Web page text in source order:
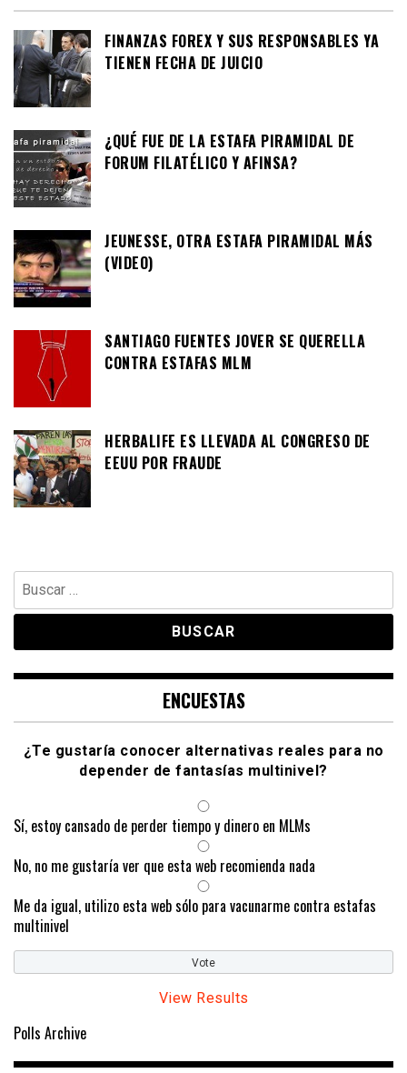
FINANZAS FOREX Y SUS RESPONSABLES YA
TIENEN FECHA DE JUICIO
¿QUÉ FUE DE LA ESTAFA PIRAMIDAL DE
FORUM FILATÉLICO Y AFINSA?
JEUNESSE, OTRA ESTAFA PIRAMIDAL MÁS
(VIDEO)
SANTIAGO FUENTES JOVER SE QUERELLA
CONTRA ESTAFAS MLM
HERBALIFE ES LLEVADA AL CONGRESO DE
EEUU POR FRAUDE
Buscar:
ENCUESTAS
¿Te gustaría conocer alternativas reales para no
depender de fantasías multinivel?
Sí, estoy cansado de perder tiempo y dinero en MLMs
No, no me gustaría ver que esta web recomienda nada
Me da igual, utilizo esta web sólo para vacunarme contra estafas
multinivel
View Results
Polls Archive